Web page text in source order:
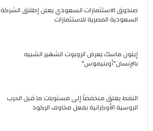
صندوق الاستثمارات السعودي يعلن إطلاق الشركة
السعودية المصرية للاستثمارات
إيلون ماسك يعرض الروبوت الشهير الشبيه
بالإنسان"أوبتيموس"
النفط يغلق منخفضاً إلى مستويات ما قبل الحرب
الروسية الأوكرانية بفعل مخاوف الركود